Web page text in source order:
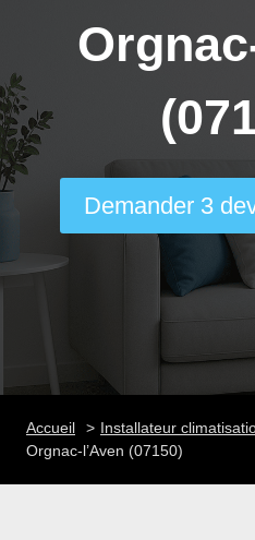
Demander 3
Accueil
Installateur
Orgnac-l’Aven (07150)